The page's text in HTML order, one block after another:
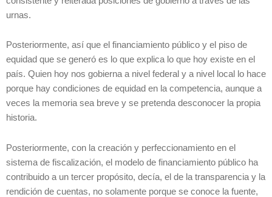
urnas.
Posteriormente, así que el financiamiento público y el piso de
equidad que se generó es lo que explica lo que hoy existe en el
país. Quien hoy nos gobierna a nivel federal y a nivel local lo hace
porque hay condiciones de equidad en la competencia, aunque a
veces la memoria sea breve y se pretenda desconocer la propia
historia.
Posteriormente, con la creación y perfeccionamiento en el
sistema de fiscalización, el modelo de financiamiento público ha
contribuido a un tercer propósito, decía, el de la transparencia y la
rendición de cuentas, no solamente porque se conoce la fuente,